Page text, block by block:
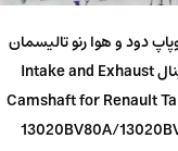
دود و هوا رنو تالیسمان
اورجینال Intake and Exhaust
Camshaft for Renault
13020BV80A/